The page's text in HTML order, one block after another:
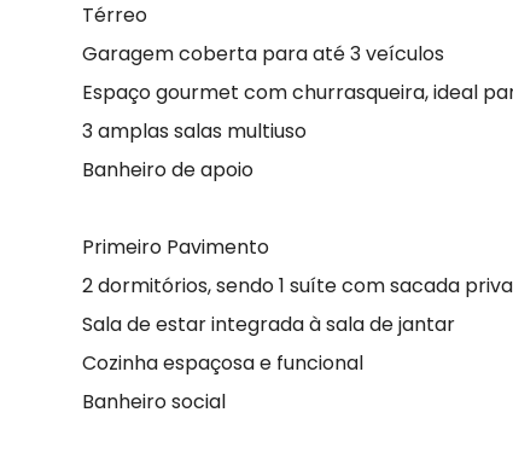
Térreo
Garagem coberta para até 3 veículos
Espaço gourmet com churrasqueira, ideal
3 amplas salas multiuso
Banheiro de apoio
Primeiro Pavimento
2 dormitórios, sendo 1 suíte com sacada
Sala de estar integrada à sala de jantar
Cozinha espaçosa e funcional
Banheiro social